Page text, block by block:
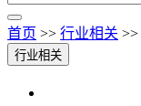
首页 >> 行业相关 >>
行业相关